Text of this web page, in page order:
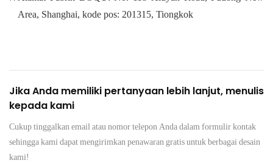
Area, Shanghai, kode pos: 201315, Tiongkok
Jika Anda memiliki pertanyaan lebih lanjut, menulis
kepada kami
Cukup tinggalkan email atau nomor telepon Anda dalam formulir kontak
sehingga kami dapat mengirimkan penawaran gratis untuk berbagai desain
kami!